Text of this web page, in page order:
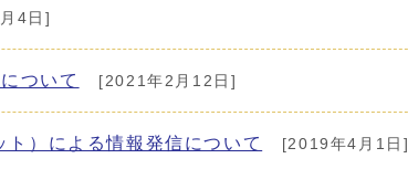
4日]
ついて [2021年2月12日]
）による情報発信について [2019年4月1日]